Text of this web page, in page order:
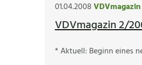
01.04.2008VDVmagazin
VDVmagazin 2/
* Aktuell: Beginn eines